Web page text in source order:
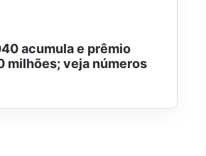
acumula e prêmio
milhões; veja números